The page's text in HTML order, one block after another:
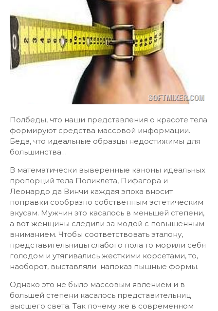
Полбеды, что наши представления о красоте тела
формируют средства массовой информации.
Беда, что идеальные образцы недостижимы для
большинства…
В математически выверенные каноны идеальных
пропорций тела Поликлета, Пифагора и
Леонардо да Винчи каждая эпоха вносит
поправки сообразно собственным эстетическим
вкусам. Мужчин это касалось в меньшей степени,
а вот женщины следили за модой с повышенным
вниманием. Чтобы соответствовать эталону,
представительницы слабого пола то морили себя
голодом и утягивались жесткими корсетами, то,
наоборот, выставляли напоказ пышные формы.
Однако это не было массовым явлением и в
большей степени касалось представительниц
высшего света. Так почему же в современном